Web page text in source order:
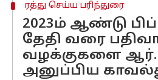
ரத்து செய்ய பரிந்துரை
2023ம் ஆண்டு
தேதி வரை
வழக்குகளை
அனுப்பிய